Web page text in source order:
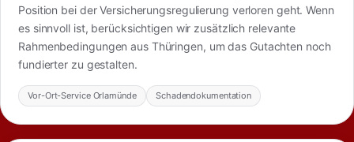
Position bei der Versicherungsregulierung verloren geht. Wenn
es sinnvoll ist, berücksichtigen wir zusätzlich relevante
Rahmenbedingungen aus Thüringen, um das Gutachten noch
fundierter zu gestalten.
Vor-Ort-Service Orlamünde Schadendokumentation